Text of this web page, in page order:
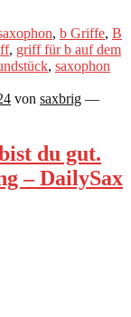
, b Griffe, B
, griff für b auf dem
, saxophon
von saxbrig —
du gut.
– DailySax